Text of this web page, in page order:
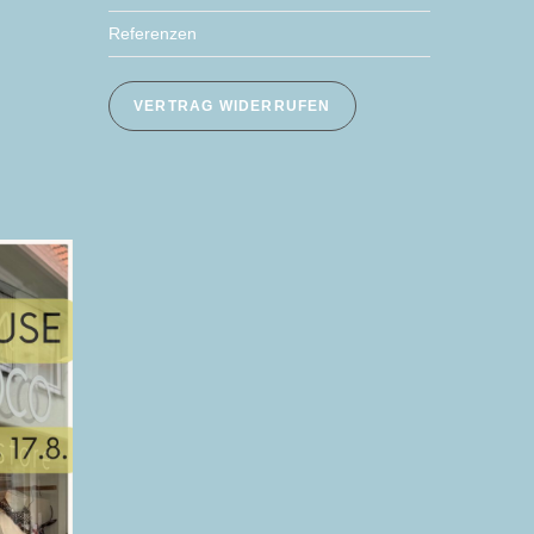
Referenzen
VERTRAG WIDERRUFEN